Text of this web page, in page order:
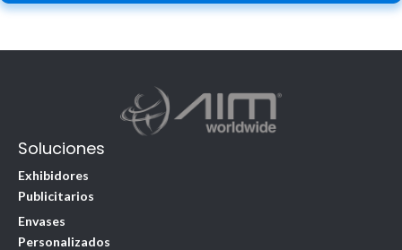
Soluciones
Exhibidores
Publicitarios
Envases
Personalizados